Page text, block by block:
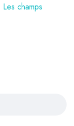
Les champs